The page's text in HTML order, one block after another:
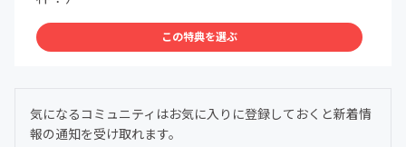
この特典を選ぶ
気になるコミュニティはお気に入りに登録しておくと新着情
報の通知を受け取れます。